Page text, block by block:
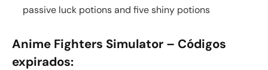
passive luck potions and five shiny potions
Anime Fighters Simulator – Códigos
expirados: